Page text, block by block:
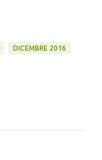
DICEMBRE 2016